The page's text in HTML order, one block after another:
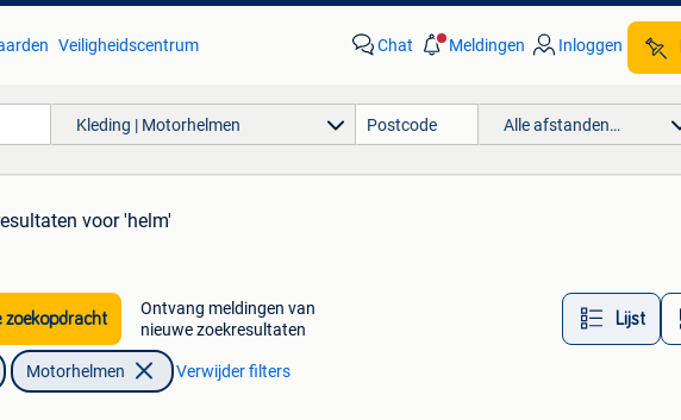
Veiligheidscentrum Chat Meldingen Inloggen
Kleding | Motorhelmen Alle afstanden…
voor 'helm'
zoekopdracht
Ontvang meldingen van
nieuwe zoekresultaten
Lijst
Motorhelmen Verwijder filters